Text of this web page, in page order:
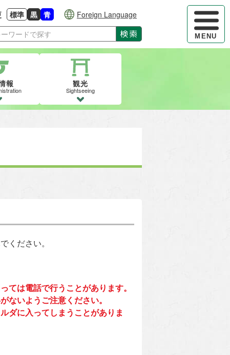
ハンバー
MENU
きさに戻す
標準
背景色の変更：白
黒
背景色の変更：黒
青
背景色の変更：青
Foreign Language
検索
報 観光
Sightseeing
ください。
ては電話で行うことがあります。
ないようご注意ください。
ダに入ってしまうことがありま